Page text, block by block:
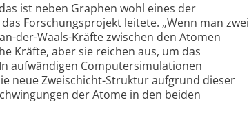
ist neben Graphen wohl eines der
Forschungs­projekt leitete. „Wenn man zwei
der-Waals-Kräfte zwischen den Atomen
Kräfte, aber sie reichen aus, um das
aufwändigen Computer­simulationen
neue Zweischicht-Struktur aufgrund dieser
der Atome in den beiden